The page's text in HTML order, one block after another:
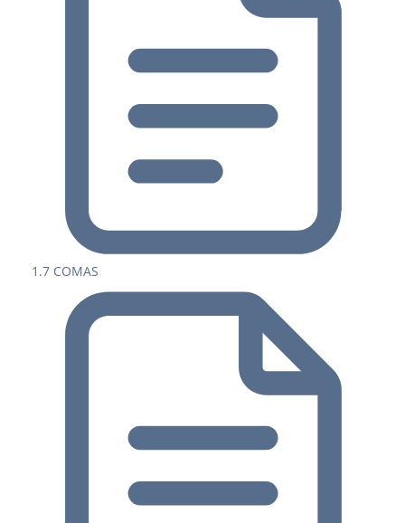
1.7 COMAS